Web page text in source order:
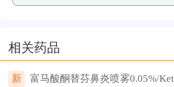
相关药品
新 富马酸酮替芬鼻炎喷雾0.05%/Ketotifen